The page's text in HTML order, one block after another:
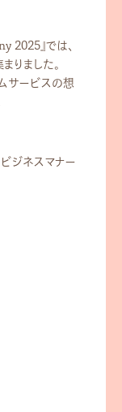
』では、
ました。
サービスの想
ジネスマナー